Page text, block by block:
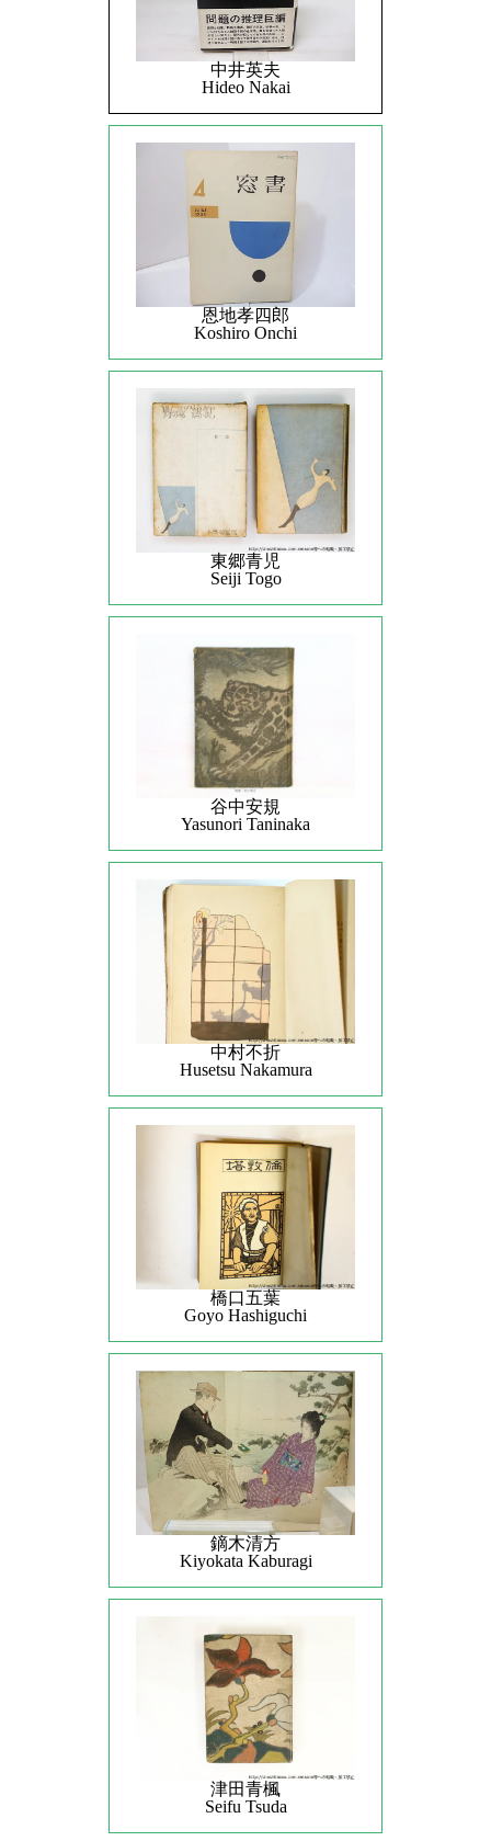
中井英夫
Hideo Nakai
恩地孝四郎
Koshiro Onchi
東郷青児
Seiji Togo
谷中安規
Yasunori Taninaka
中村不折
Husetsu Nakamura
橋口五葉
Goyo Hashiguchi
鏑木清方
Kiyokata Kaburagi
津田青楓
Seifu Tsuda